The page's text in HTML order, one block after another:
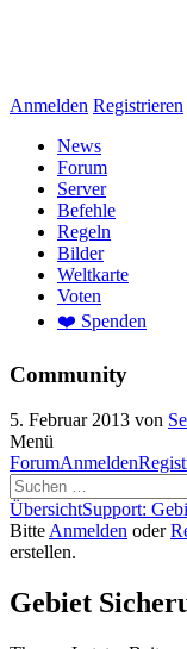
Anmelden Registrieren
News
Forum
Server
Befehle
Regeln
Bilder
Weltkarte
Voten
❤️ Spenden
Community
5. Februar 2013 von
Menü
Forum-
Navigation
ForumAnmelden
Forum-
Breadcrumbs
-
bist
hier:
ÜbersichtSupport:
BitteAnmelden oder
erstellen.
Gebiet